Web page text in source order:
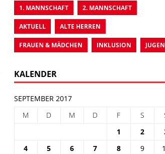
1. MANNSCHAFT 2. MANNSCHAFT
AKTUELL ALTE HERREN
FRAUEN & MÄDCHEN INKLUSION
KALENDER
SEPTEMBER 2017
M
D M D F S
1
2
4
5 6 7 8 9